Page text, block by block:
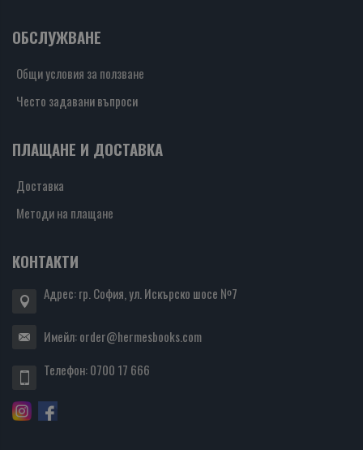
ОБСЛУЖВАНЕ
Общи условия за ползване
Често задавани въпроси
ПЛАЩАНЕ И ДОСТАВКА
Доставка
Методи на плащане
КОНТАКТИ
Адрес: гр. София, ул. Искърско шосе №7
Имейл:order@hermesbooks.com
Телефон:0700 17 666